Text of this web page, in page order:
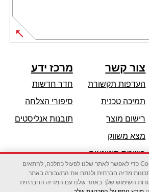
צור קשר
העדפות תקשורת
תמיכה טכניתopens
tab
רישום מוצר
מצא משווק
רשימת סיטונאים
מרכז ידע
חדר חדשות
סיפורי הצלחה
תובנות אנליסטים
אנו משתמשים בקובצי Cookie כדי לאפשר לאתר שלנו לפעול כהלכה, להתאים
מדיה חברתית ולנתח את התעבורה באתר.
השימוש שלך באתר שלנו עם המדיה החברתית